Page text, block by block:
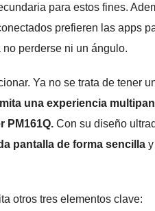
para estos fines.
prefieren las apps
perderse ni un ángulo.
Ya no se trata de tener
una experiencia
PM161Q. Con su diseño
pantalla de forma sencilla
otros tres elementos clave: